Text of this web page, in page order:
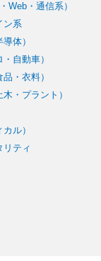
Web・通信系）
ン系
体）
自動車）
・衣料）
・プラント）
ル）
リティ